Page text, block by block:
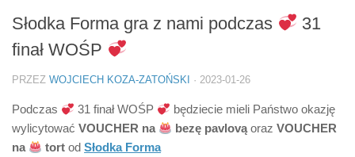
Słodka Forma gra z nami podczas
31
finał WOŚP
PRZEZ WOJCIECH KOZA-ZATOŃSKI · 2023-01-26
Podczas 31 finał WOŚP
będziecie mieli Państwo okazję
wylicytować VOUCHER na bezę pavlovą orazVOUCHER
na
tortodSłodka Forma